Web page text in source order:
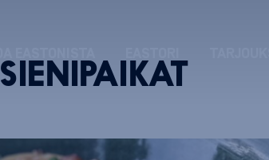
SIENIPAIKAT